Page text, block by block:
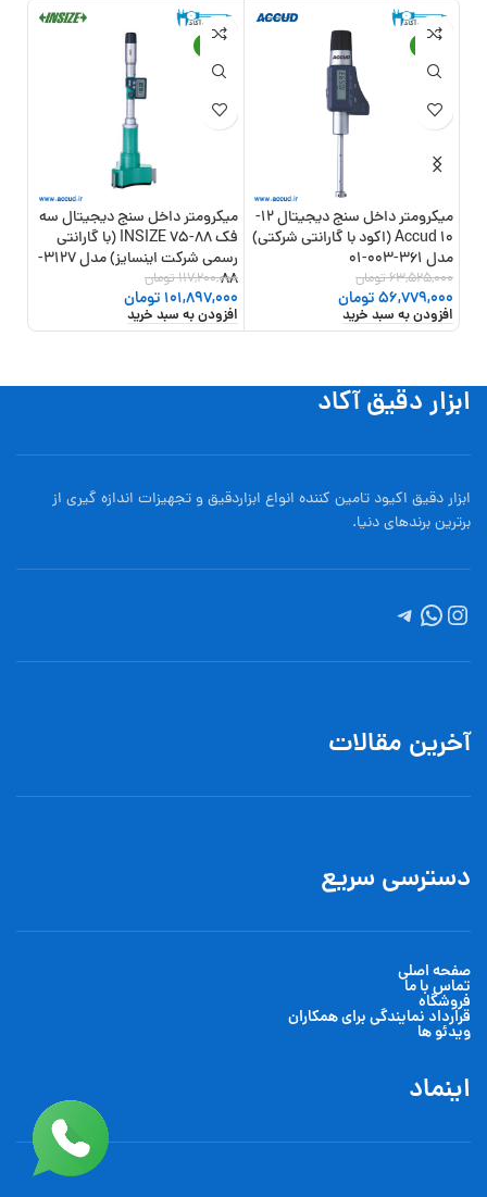
-11%
میکرومتر داخل سنج دیجیتال 12-
10 Accud (اکود با گارانتی شرکتی)
مدل 361-003-01
63,525,000تومان
56,779,000تومان
افزودن به سبد خرید
-13%
میکرومتر داخل سنج دیجیتال سه
فک 88-75 INSIZE (با گارانتی
رسمی شرکت اینسایز) مدل 3127-
88
117,200,000تومان
101,897,000 تومان
افزودن به سبد خرید
ابزار دقیق آکاد
ابزار دقیق اکیود تامین کننده انواع ابزاردقيق و تجهيزات اندازه گیری از
برترین برندهای دنیا.
آخرین مقالات
دسترسی سریع
صفحه اصلی
تماس با ما
فروشگاه
قرارداد نمایندگی برای همکاران
ویدئو ها
اینماد